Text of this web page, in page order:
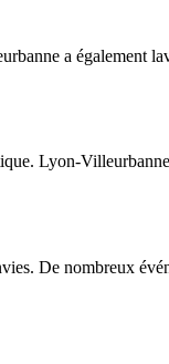
a également
Lyon-
De nombreux